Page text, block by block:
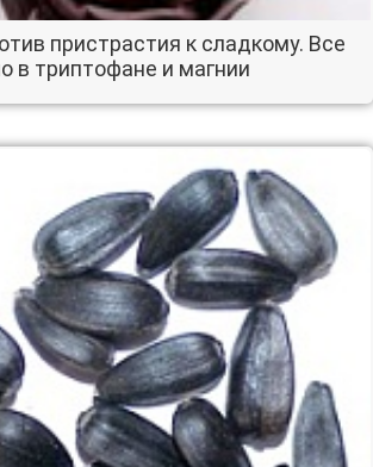
пристрастия к сладкому. Все
в триптофане и магнии